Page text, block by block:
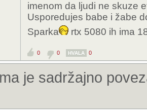
imenom da ljudi ne skuze
Usporedujes babe i žabe
Sparka
rtx 5080 ih ima
0 0 HVALA 0
je sadržajno